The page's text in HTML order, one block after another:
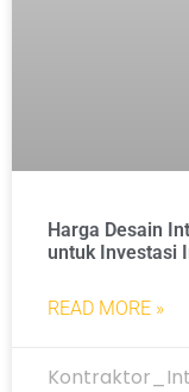
Harga Desain
untuk Investasi
READ MORE »